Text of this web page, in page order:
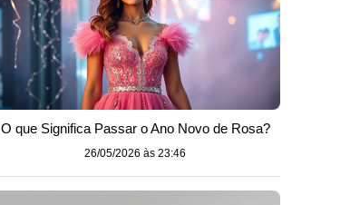
O que Significa Passar o Ano Novo de Rosa?
26/05/2026 às 23:46